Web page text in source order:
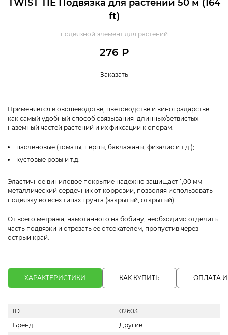
TWIST TIE Подвязка для растений 50 м (164
ft)
подвязной элемент для растений
276 Р
Заказать
Применяется в овощеводстве, цветоводстве и виноградарстве
как самый удобный способ связывания длинных/ветвистых
наземный частей растений и их фиксации к опорам:
пасленовые (томаты, перцы, баклажаны, физалис и т.д.);
кустовые розы и т.д.
Эластичное виниловое покрытие надежно защищает 1,00 мм
металлический сердечник от коррозии, позволяя использовать
подвязку во всех типах грунта (закрытый, открытый).
От всего метража, намотанного на бобину, необходимо отделить
часть подвязки и отрезать ее отсекателем, пропустив через
острый край.
ХАРАКТЕРИСТИКИ КАК КУПИТЬ ОПЛАТА
ID
02603
Бренд
Другие